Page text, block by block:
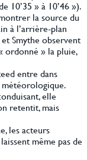
10’35 » à 10’46 »).
la source du
à l’arrière-plan
Smythe observent
ordonné » la pluie,
entre dans
météorologique.
elle
retentit, mais
les acteurs
même pas de